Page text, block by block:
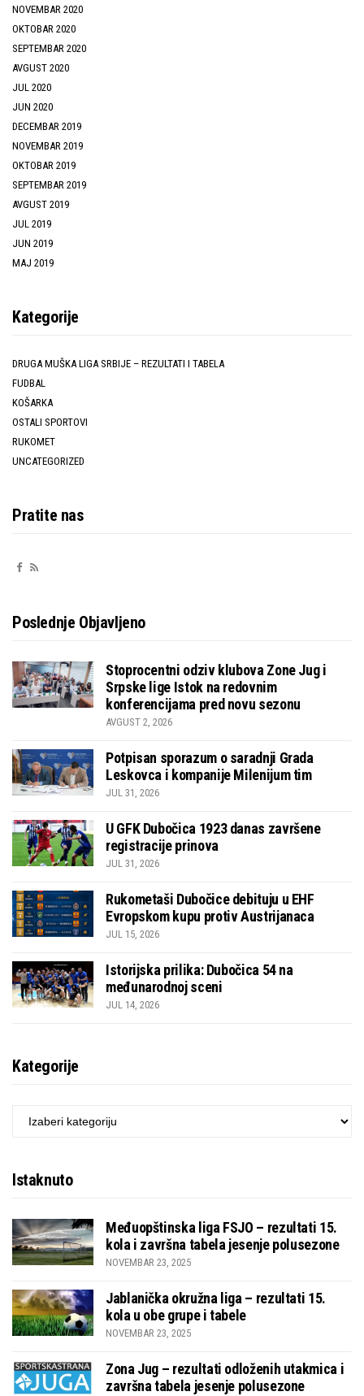
NOVEMBAR 2020
OKTOBAR 2020
SEPTEMBAR 2020
AVGUST 2020
JUL 2020
JUN 2020
DECEMBAR 2019
NOVEMBAR 2019
OKTOBAR 2019
SEPTEMBAR 2019
AVGUST 2019
JUL 2019
JUN 2019
MAJ 2019
Kategorije
DRUGA MUŠKA LIGA SRBIJE – REZULTATI I TABELA
FUDBAL
KOŠARKA
OSTALI SPORTOVI
RUKOMET
UNCATEGORIZED
Pratite nas
Poslednje Objavljeno
Stoprocentni odziv klubova Zone Jug i
Srpske lige Istok na redovnim
konferencijama pred novu sezonu
AVGUST 2, 2026
Potpisan sporazum o saradnji Grada
Leskovca i kompanije Milenijum tim
JUL 31, 2026
U GFK Dubočica 1923 danas završene
registracije prinova
JUL 31, 2026
Rukometaši Dubočice debituju u EHF
Evropskom kupu protiv Austrijanaca
JUL 15, 2026
Istorijska prilika: Dubočica 54 na
međunarodnoj sceni
JUL 14, 2026
Kategorije
KATEGORIJE
Istaknuto
Međuopštinska liga FSJO – rezultati 15.
kola i završna tabela jesenje polusezone
NOVEMBAR 23, 2025
Jablanička okružna liga – rezultati 15.
kola u obe grupe i tabele
NOVEMBAR 23, 2025
Zona Jug – rezultati odloženih utakmica i
završna tabela jesenje polusezone